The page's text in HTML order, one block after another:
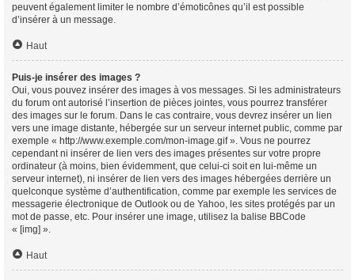
peuvent également limiter le nombre d’émoticônes qu’il est possible
d’insérer à un message.
Haut
Puis-je insérer des images ?
Oui, vous pouvez insérer des images à vos messages. Si les administrateurs
du forum ont autorisé l’insertion de pièces jointes, vous pourrez transférer
des images sur le forum. Dans le cas contraire, vous devrez insérer un lien
vers une image distante, hébergée sur un serveur internet public, comme par
exemple « http://www.exemple.com/mon-image.gif ». Vous ne pourrez
cependant ni insérer de lien vers des images présentes sur votre propre
ordinateur (à moins, bien évidemment, que celui-ci soit en lui-même un
serveur internet), ni insérer de lien vers des images hébergées derrière un
quelconque système d’authentification, comme par exemple les services de
messagerie électronique de Outlook ou de Yahoo, les sites protégés par un
mot de passe, etc. Pour insérer une image, utilisez la balise BBCode
« [img] ».
Haut